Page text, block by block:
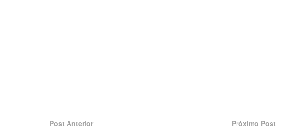
Post Anterior Próximo Post